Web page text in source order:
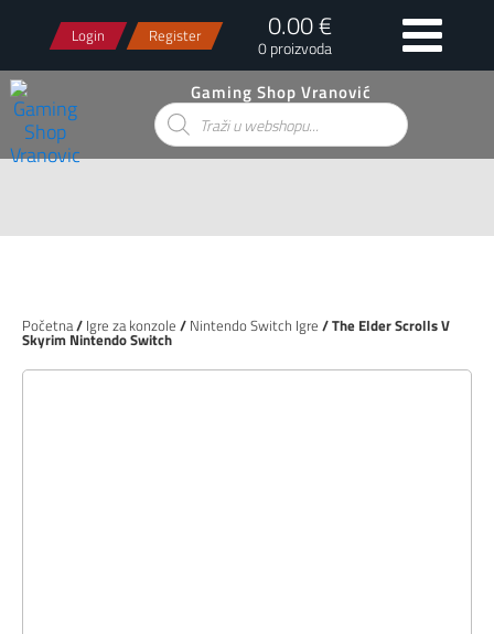
Login Register 0.00 €
0 proizvoda
Gaming Shop Vranović
Products
search
Početna/ Igre za konzole / Nintendo Switch Igre / The Elder Scrolls V
Skyrim Nintendo Switch